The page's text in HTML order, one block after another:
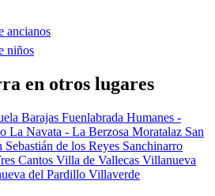
ancianos
niños
en otros lugares
Barajas Fuenlabrada Humanes -
La Navata - La Berzosa Moratalaz San
Sebastián de los Reyes Sanchinarro
Cantos Villa de Vallecas Villanueva
del Pardillo Villaverde